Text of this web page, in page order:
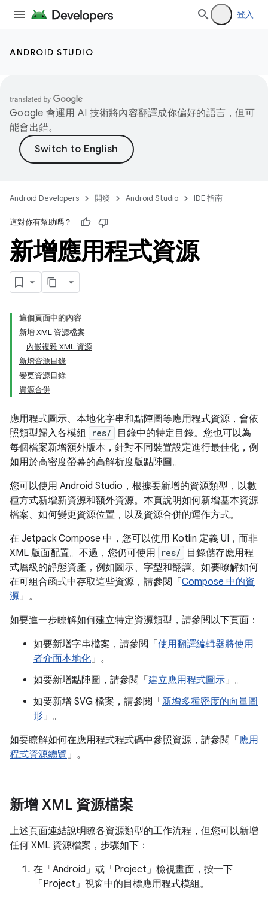
登入
ANDROID STUDIO
Google 會運用 AI 技術將內容翻譯成你偏好的語言，但可
能會出錯。
Android Developers 開發 Android Studio IDE 指南
這對你有幫助嗎？
新增應用程式資源
這個頁面中的內容
新增 XML 資源檔案
內嵌複雜 XML 資源
新增資源目錄
變更資源目錄
資源合併
應用程式圖示、本地化字串和點陣圖等應用程式資源，會依
照類型歸入各模組 res/
目錄中的特定目錄。您也可以為
每個檔案新增額外版本，針對不同裝置設定進行最佳化，例
如用於高密度螢幕的高解析度版點陣圖。
您可以使用 Android Studio，根據要新增的資源類型，以數
種方式新增新資源和額外資源。本頁說明如何新增基本資源
檔案、如何變更資源位置，以及資源合併的運作方式。
在 Jetpack Compose 中，您可以使用 Kotlin 定義 UI，而非
XML 版面配置。不過，您仍可使用
res/
目錄儲存應用程
式層級的靜態資產，例如圖示、字型和翻譯。如要瞭解如何
在可組合函式中存取這些資源，請參閱「 Compose 中的資
源」。
如要進一步瞭解如何建立特定資源類型，請參閱以下頁面：
如要新增字串檔案，請參閱「 使用翻譯編輯器將使用
者介面本地化」。
如要新增點陣圖，請參閱「 建立應用程式圖示」。
如要新增 SVG 檔案，請參閱「 新增多種密度的向量圖
形」。
如要瞭解如何在應用程式程式碼中參照資源，請參閱「 應用
程式資源總覽」。
新增 XML 資源檔案
上述頁面連結說明瞭各資源類型的工作流程，但您可以新增
任何 XML 資源檔案，步驟如下：
在「Android」 或「Project」 檢視畫面，按一下
「Project」 視窗中的目標應用程式模組。